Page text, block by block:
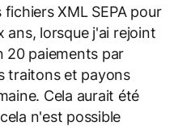
XML SEPA pour
ans, lorsque j'ai rejoint
20 paiements par
traitons et payons
Cela aurait été
n'est possible